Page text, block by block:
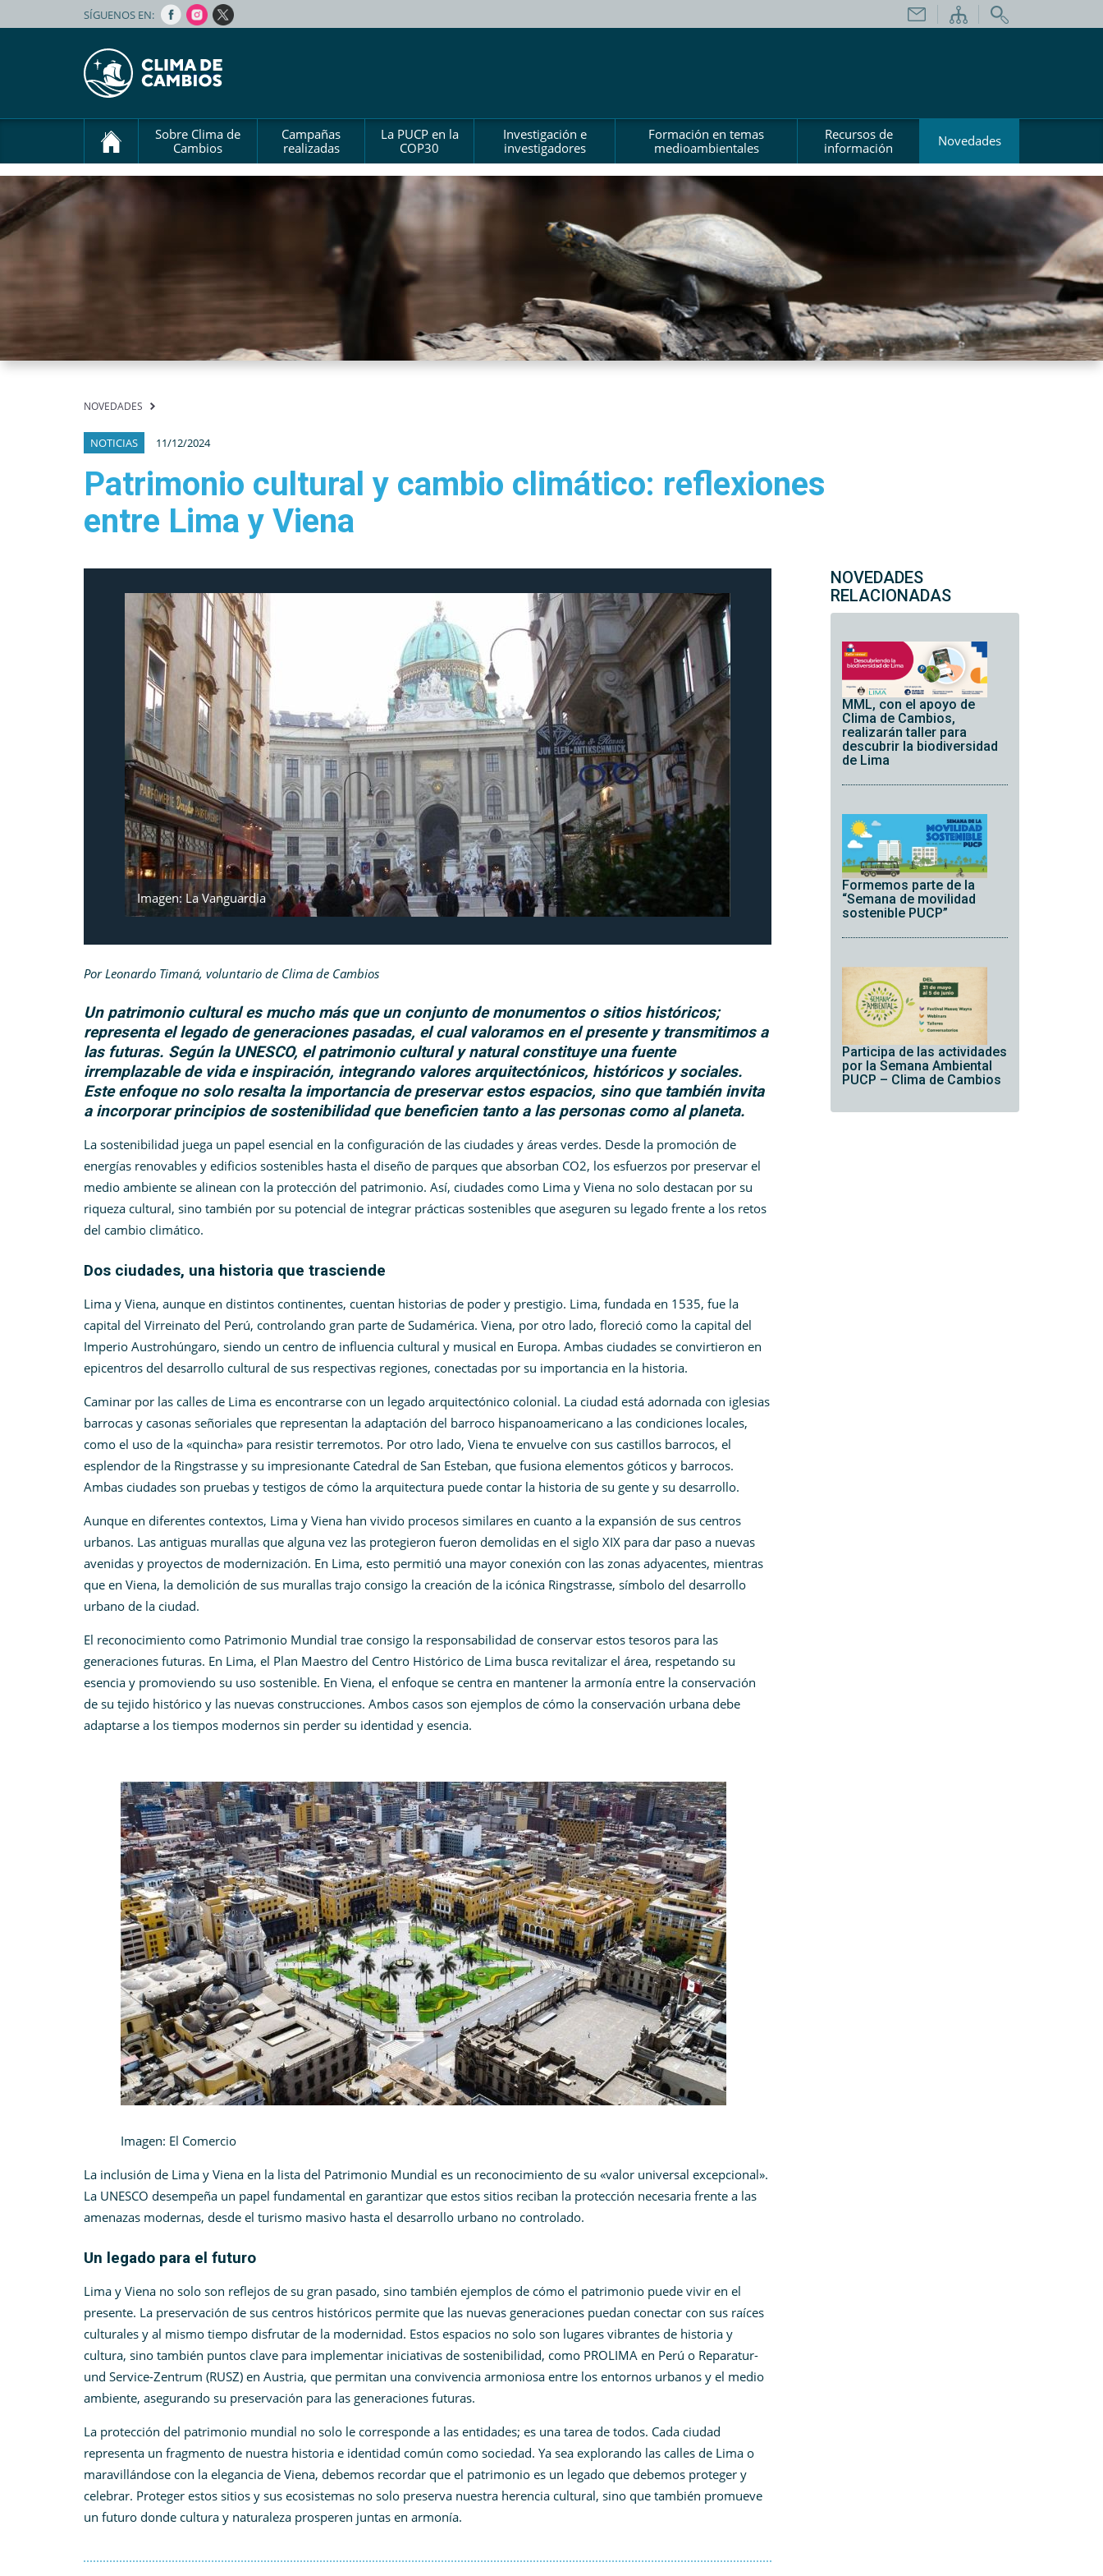
SÍGUENOS EN:
Sobre Clima de
Cambios
Campañas
realizadas
La PUCP en la
COP30
Investigación e
investigadores
Formación en temas
medioambientales
Recursos de
información
Novedades
NOVEDADES
NOTICIAS 11/12/2024
Patrimonio cultural y cambio climático: reflexiones
entre Lima y Viena
Imagen: La Vanguardia
Por Leonardo Timaná, voluntario de Clima de Cambios
Un patrimonio cultural es mucho más que un conjunto de monumentos o sitios históricos;
representa el legado de generaciones pasadas, el cual valoramos en el presente y transmitimos a
las futuras. Según la UNESCO, el patrimonio cultural y natural constituye una fuente
irremplazable de vida e inspiración, integrando valores arquitectónicos, históricos y sociales.
Este enfoque no solo resalta la importancia de preservar estos espacios, sino que también invita
a incorporar principios de sostenibilidad que beneficien tanto a las personas como al planeta.
La sostenibilidad juega un papel esencial en la configuración de las ciudades y áreas verdes. Desde la promoción de
energías renovables y edificios sostenibles hasta el diseño de parques que absorban CO2, los esfuerzos por preservar el
medio ambiente se alinean con la protección del patrimonio. Así, ciudades como Lima y Viena no solo destacan por su
riqueza cultural, sino también por su potencial de integrar prácticas sostenibles que aseguren su legado frente a los retos
del cambio climático.
Dos ciudades, una historia que trasciende
Lima y Viena, aunque en distintos continentes, cuentan historias de poder y prestigio. Lima, fundada en 1535, fue la
capital del Virreinato del Perú, controlando gran parte de Sudamérica. Viena, por otro lado, floreció como la capital del
Imperio Austrohúngaro, siendo un centro de influencia cultural y musical en Europa. Ambas ciudades se convirtieron en
epicentros del desarrollo cultural de sus respectivas regiones, conectadas por su importancia en la historia.
Caminar por las calles de Lima es encontrarse con un legado arquitectónico colonial. La ciudad está adornada con iglesias
barrocas y casonas señoriales que representan la adaptación del barroco hispanoamericano a las condiciones locales,
como el uso de la «quincha» para resistir terremotos. Por otro lado, Viena te envuelve con sus castillos barrocos, el
esplendor de la Ringstrasse y su impresionante Catedral de San Esteban, que fusiona elementos góticos y barrocos.
Ambas ciudades son pruebas y testigos de cómo la arquitectura puede contar la historia de su gente y su desarrollo.
Aunque en diferentes contextos, Lima y Viena han vivido procesos similares en cuanto a la expansión de sus centros
urbanos. Las antiguas murallas que alguna vez las protegieron fueron demolidas en el siglo XIX para dar paso a nuevas
avenidas y proyectos de modernización. En Lima, esto permitió una mayor conexión con las zonas adyacentes, mientras
que en Viena, la demolición de sus murallas trajo consigo la creación de la icónica Ringstrasse, símbolo del desarrollo
urbano de la ciudad.
El reconocimiento como Patrimonio Mundial trae consigo la responsabilidad de conservar estos tesoros para las
generaciones futuras. En Lima, el Plan Maestro del Centro Histórico de Lima busca revitalizar el área, respetando su
esencia y promoviendo su uso sostenible. En Viena, el enfoque se centra en mantener la armonía entre la conservación
de su tejido histórico y las nuevas construcciones. Ambos casos son ejemplos de cómo la conservación urbana debe
adaptarse a los tiempos modernos sin perder su identidad y esencia.
Imagen: El Comercio
La inclusión de Lima y Viena en la lista del Patrimonio Mundial es un reconocimiento de su «valor universal excepcional».
La UNESCO desempeña un papel fundamental en garantizar que estos sitios reciban la protección necesaria frente a las
amenazas modernas, desde el turismo masivo hasta el desarrollo urbano no controlado.
Un legado para el futuro
Lima y Viena no solo son reflejos de su gran pasado, sino también ejemplos de cómo el patrimonio puede vivir en el
presente. La preservación de sus centros históricos permite que las nuevas generaciones puedan conectar con sus raíces
culturales y al mismo tiempo disfrutar de la modernidad. Estos espacios no solo son lugares vibrantes de historia y
cultura, sino también puntos clave para implementar iniciativas de sostenibilidad, como PROLIMA en Perú o Reparatur-
und Service-Zentrum (RUSZ) en Austria, que permitan una convivencia armoniosa entre los entornos urbanos y el medio
ambiente, asegurando su preservación para las generaciones futuras.
La protección del patrimonio mundial no solo le corresponde a las entidades; es una tarea de todos. Cada ciudad
representa un fragmento de nuestra historia e identidad común como sociedad. Ya sea explorando las calles de Lima o
maravillándose con la elegancia de Viena, debemos recordar que el patrimonio es un legado que debemos proteger y
celebrar. Proteger estos sitios y sus ecosistemas no solo preserva nuestra herencia cultural, sino que también promueve
un futuro donde cultura y naturaleza prosperen juntas en armonía.
NOVEDADES
RELACIONADAS
MML, con el apoyo de
Clima de Cambios,
realizarán taller para
descubrir la biodiversidad
de Lima
Formemos parte de la
“Semana de movilidad
sostenible PUCP”
Participa de las actividades
por la Semana Ambiental
PUCP – Clima de Cambios